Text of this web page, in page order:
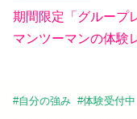
期間限定「グループ
マンツーマンの体験
#自分の強み #体験受付中